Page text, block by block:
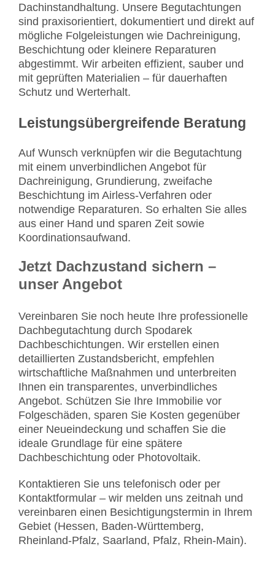
Dachinstandhaltung. Unsere Begutachtungen
sind praxisorientiert, dokumentiert und direkt auf
mögliche Folgeleistungen wie Dachreinigung,
Beschichtung oder kleinere Reparaturen
abgestimmt. Wir arbeiten effizient, sauber und
mit geprüften Materialien – für dauerhaften
Schutz und Werterhalt.
Leistungsübergreifende Beratung
Auf Wunsch verknüpfen wir die Begutachtung
mit einem unverbindlichen Angebot für
Dachreinigung, Grundierung, zweifache
Beschichtung im Airless-Verfahren oder
notwendige Reparaturen. So erhalten Sie alles
aus einer Hand und sparen Zeit sowie
Koordinationsaufwand.
Jetzt Dachzustand sichern –
unser Angebot
Vereinbaren Sie noch heute Ihre professionelle
Dachbegutachtung durch Spodarek
Dachbeschichtungen. Wir erstellen einen
detaillierten Zustandsbericht, empfehlen
wirtschaftliche Maßnahmen und unterbreiten
Ihnen ein transparentes, unverbindliches
Angebot. Schützen Sie Ihre Immobilie vor
Folgeschäden, sparen Sie Kosten gegenüber
einer Neueindeckung und schaffen Sie die
ideale Grundlage für eine spätere
Dachbeschichtung oder Photovoltaik.
Kontaktieren Sie uns telefonisch oder per
Kontaktformular – wir melden uns zeitnah und
vereinbaren einen Besichtigungstermin in Ihrem
Gebiet (Hessen, Baden-Württemberg,
Rheinland-Pfalz, Saarland, Pfalz, Rhein-Main).